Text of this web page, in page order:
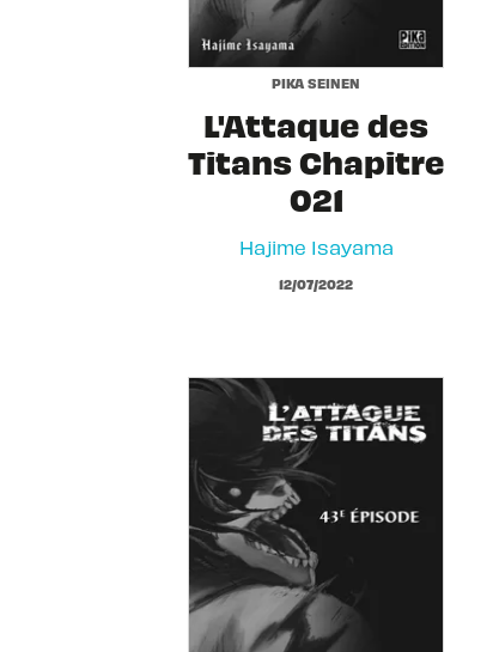
PIKA SEINEN
L'Attaque des
Titans Chapitre
021
Hajime Isayama
12/07/2022